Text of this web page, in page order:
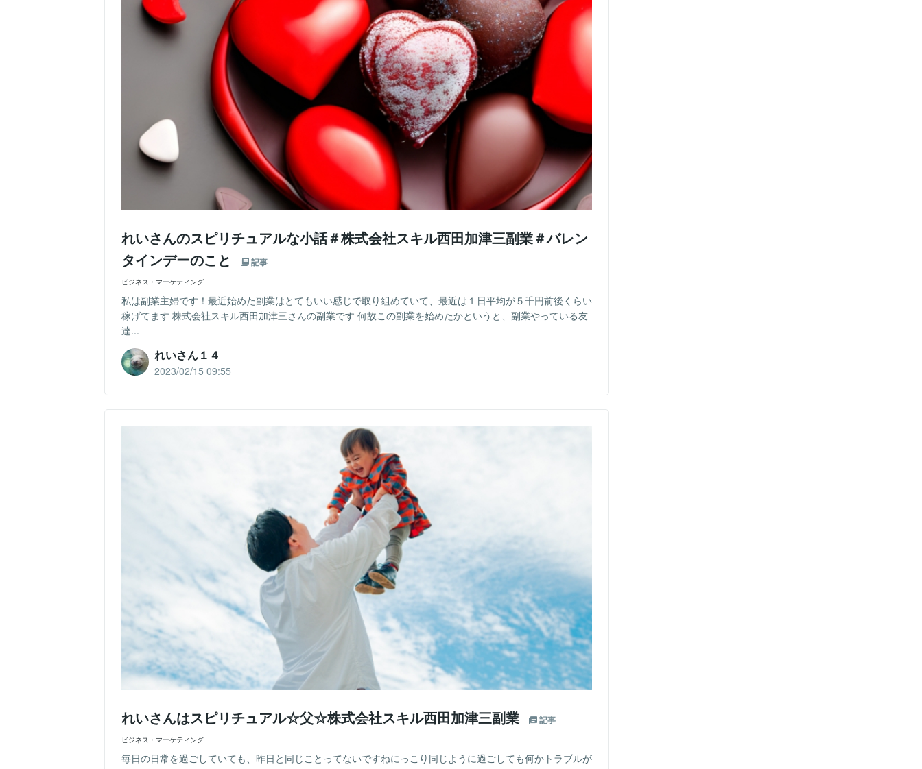
れいさんのスピリチュアルな小話＃株式会社スキル西田加津三副業＃バレン
タインデーのこと
記事
ビジネス・マーケティング
私は副業主婦です！最近始めた副業はとてもいい感じで取り組めていて、最近は１日平均が５千円前後くらい
稼げてます 株式会社スキル西田加津三さんの副業です 何故この副業を始めたかというと、副業やっている友
達...
れいさん１４
2023/02/15 09:55
れいさんはスピリチュアル☆父☆株式会社スキル西田加津三副業 記事
ビジネス・マーケティング
毎日の日常を過ごしていても、昨日と同じことってないですねにっこり同じように過ごしても何かトラブルが